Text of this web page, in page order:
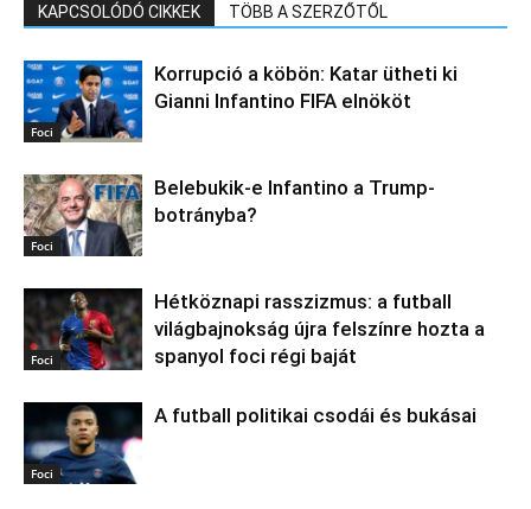
KAPCSOLÓDÓ CIKKEK TÖBB A SZERZŐTŐL
Foci
Korrupció a köbön: Katar ütheti ki
Gianni Infantino FIFA elnököt
Foci
Belebukik-e Infantino a Trump-
botrányba?
Foci
Hétköznapi rasszizmus: a futball
világbajnokság újra felszínre hozta a
spanyol foci régi baját
Foci
A futball politikai csodái és bukásai